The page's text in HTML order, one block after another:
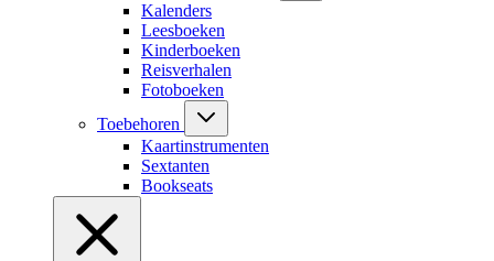
Kalenders
Leesboeken
Kinderboeken
Reisverhalen
Fotoboeken
Toebehoren
Kaartinstrumenten
Sextanten
Bookseats